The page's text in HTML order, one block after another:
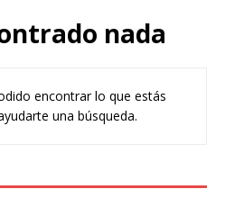
nada
encontrar lo que estás
una búsqueda.